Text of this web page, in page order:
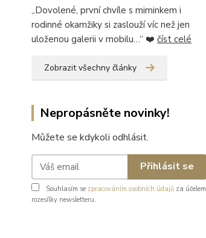
„Dovolené, první chvíle s miminkem i
rodinné okamžiky si zaslouží víc než jen
uloženou galerii v mobilu…“ ❤️ číst celé
Zobrazit všechny články
Nepropásněte novinky!
Můžete se kdykoli odhlásit.
Přihlásit se
Souhlasím se zpracováním osobních údajů za účelem
rozesílky newsletteru.